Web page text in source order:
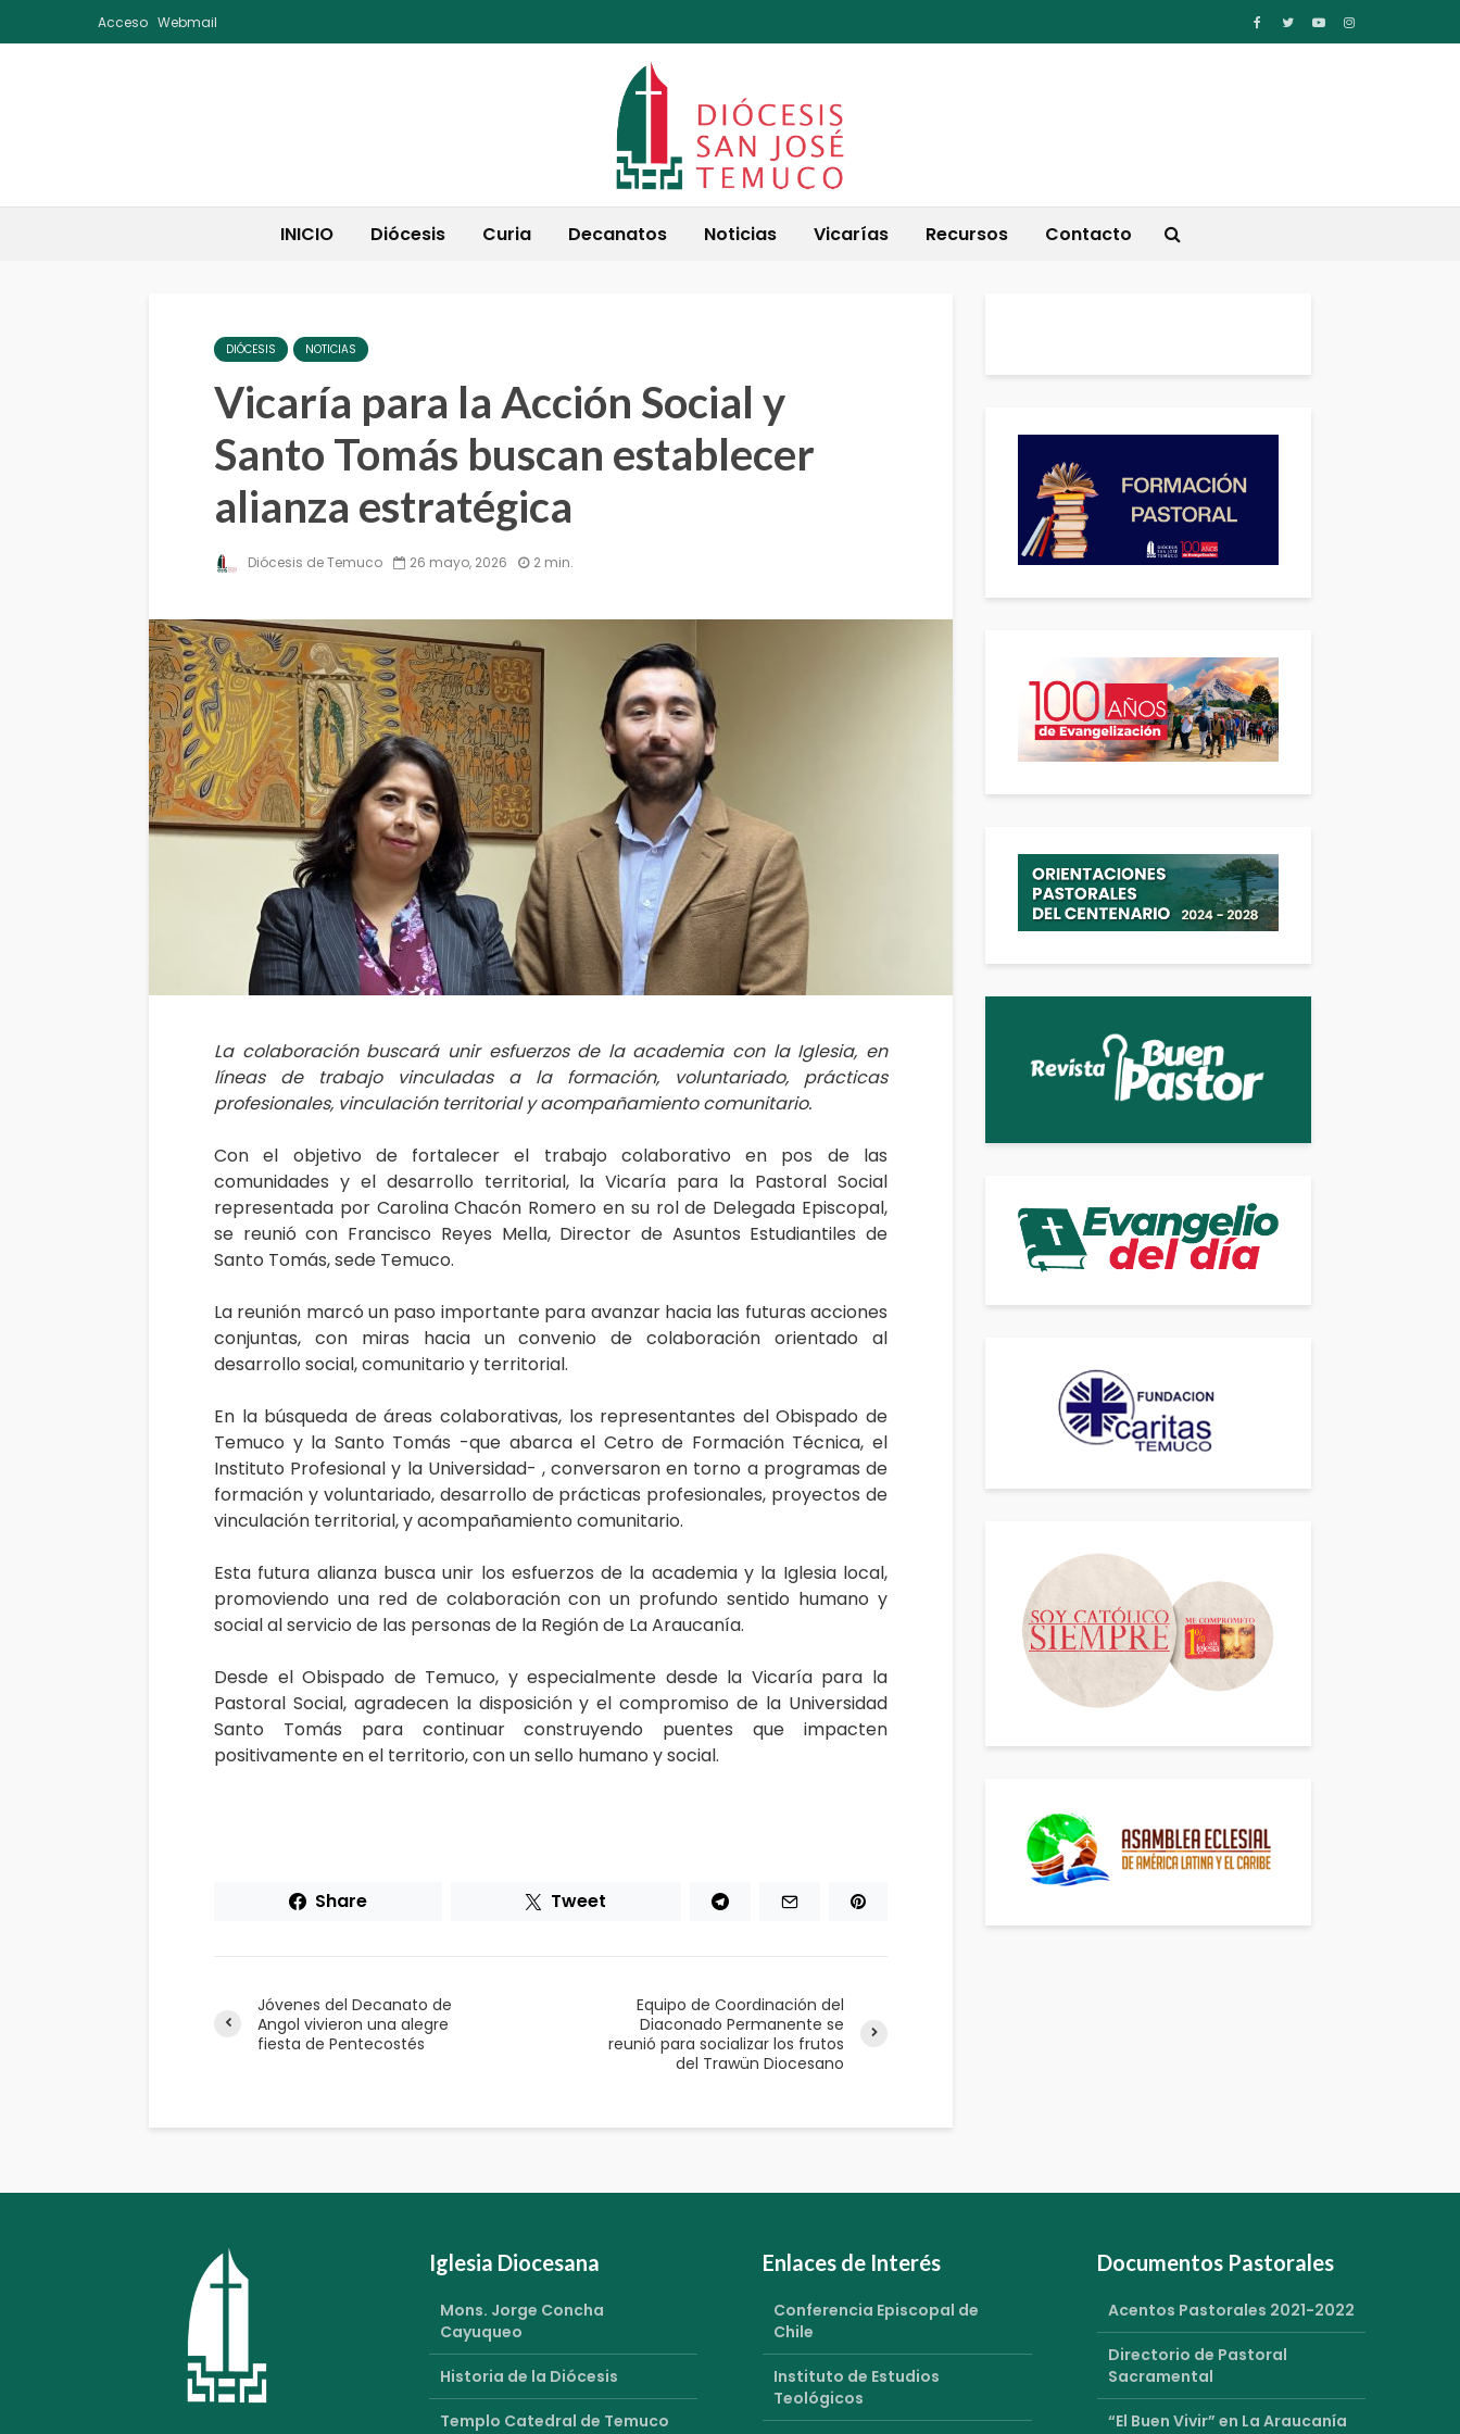
Acceso Webmail
INICIO Diócesis Curia Decanatos Noticias Vicarías Recursos Contacto
DIÓCESIS NOTICIAS
Vicaría para la Acción Social y
Santo Tomás buscan establecer
alianza estratégica
Diócesis de Temuco 26 mayo, 2026 2 min.
La colaboración buscará unir esfuerzos de la academia con la Iglesia, en
líneas de trabajo vinculadas a la formación, voluntariado, prácticas
profesionales, vinculación territorial y acompañamiento comunitario.
Con el objetivo de fortalecer el trabajo colaborativo en pos de las
comunidades y el desarrollo territorial, la Vicaría para la Pastoral Social
representada por Carolina Chacón Romero en su rol de Delegada Episcopal,
se reunió con Francisco Reyes Mella, Director de Asuntos Estudiantiles de
Santo Tomás, sede Temuco.
La reunión marcó un paso importante para avanzar hacia las futuras acciones
conjuntas, con miras hacia un convenio de colaboración orientado al
desarrollo social, comunitario y territorial.
En la búsqueda de áreas colaborativas, los representantes del Obispado de
Temuco y la Santo Tomás -que abarca el Cetro de Formación Técnica, el
Instituto Profesional y la Universidad- , conversaron en torno a programas de
formación y voluntariado, desarrollo de prácticas profesionales, proyectos de
vinculación territorial, y acompañamiento comunitario.
Esta futura alianza busca unir los esfuerzos de la academia y la Iglesia local,
promoviendo una red de colaboración con un profundo sentido humano y
social al servicio de las personas de la Región de La Araucanía.
Desde el Obispado de Temuco, y especialmente desde la Vicaría para la
Pastoral Social, agradecen la disposición y el compromiso de la Universidad
Santo Tomás para continuar construyendo puentes que impacten
positivamente en el territorio, con un sello humano y social.
Share Tweet
Jóvenes del Decanato de
Angol vivieron una alegre
fiesta de Pentecostés
Equipo de Coordinación del
Diaconado Permanente se
reunió para socializar los frutos
del Trawün Diocesano
Iglesia Diocesana
Mons. Jorge Concha
Cayuqueo
Historia de la Diócesis
Templo Catedral de Temuco
Enlaces de Interés
Conferencia Episcopal de
Chile
Instituto de Estudios
Teológicos
Documentos Pastorales
Acentos Pastorales 2021-2022
Directorio de Pastoral
Sacramental
“El Buen Vivir” en La Araucanía